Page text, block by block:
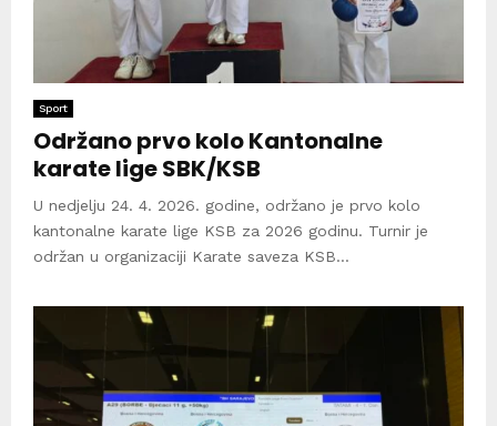
Sport
Održano prvo kolo Kantonalne
karate lige SBK/KSB
U nedjelju 24. 4. 2026. godine, održano je prvo kolo
kantonalne karate lige KSB za 2026 godinu. Turnir je
održan u organizaciji Karate saveza KSB...